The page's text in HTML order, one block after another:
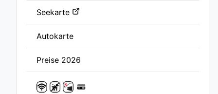
Seekarte
Autokarte
Preise 2026